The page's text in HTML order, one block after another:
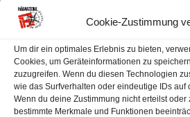
Cookie-Zustimmung
Um dir ein optimales Erlebnis zu bieten,
Cookies, um Geräteinformationen zu
zuzugreifen. Wenn du diesen Technologien
wie das Surfverhalten oder eindeutige IDs auf
Wenn du deine Zustimmung nicht erteilst oder
bestimmte Merkmale und Funktionen
Alle